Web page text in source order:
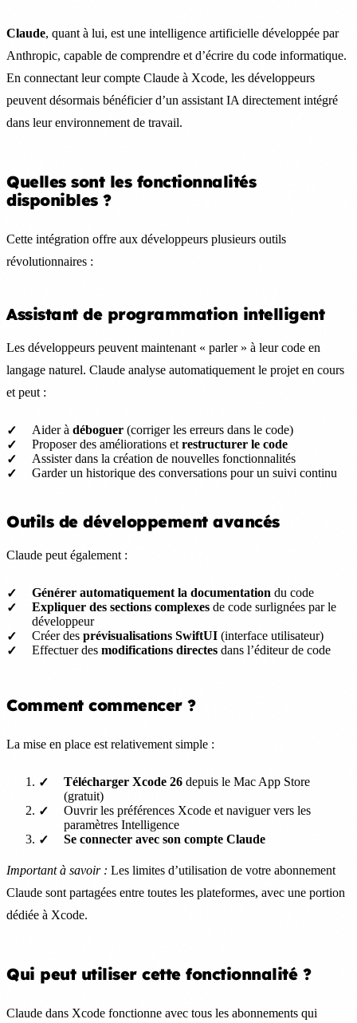
Claude, quant à lui, est une intelligence artificielle développée par
Anthropic, capable de comprendre et d’écrire du code informatique.
En connectant leur compte Claude à Xcode, les développeurs
peuvent désormais bénéficier d’un assistant IA directement intégré
dans leur environnement de travail.
Quelles sont les fonctionnalités
disponibles ?
Cette intégration offre aux développeurs plusieurs outils
révolutionnaires :
Assistant de programmation intelligent
Les développeurs peuvent maintenant « parler » à leur code en
langage naturel. Claude analyse automatiquement le projet en cours
et peut :
Aider à déboguer (corriger les erreurs dans le code)
Proposer des améliorations et restructurer le code
Assister dans la création de nouvelles fonctionnalités
Garder un historique des conversations pour un suivi continu
Outils de développement avancés
Claude peut également :
Générer automatiquement la documentation du code
Expliquer des sections complexes de code surlignées par le
développeur
Créer des prévisualisations SwiftUI (interface utilisateur)
Effectuer des modifications directes dans l’éditeur de code
Comment commencer ?
La mise en place est relativement simple :
Télécharger Xcode 26 depuis le Mac App Store
(gratuit)
Ouvrir les préférences Xcode et naviguer vers les
paramètres Intelligence
Se connecter avec son compte Claude
Important à savoir : Les limites d’utilisation de votre abonnement
Claude sont partagées entre toutes les plateformes, avec une portion
dédiée à Xcode.
Qui peut utiliser cette fonctionnalité ?
Claude dans Xcode fonctionne avec tous les abonnements qui